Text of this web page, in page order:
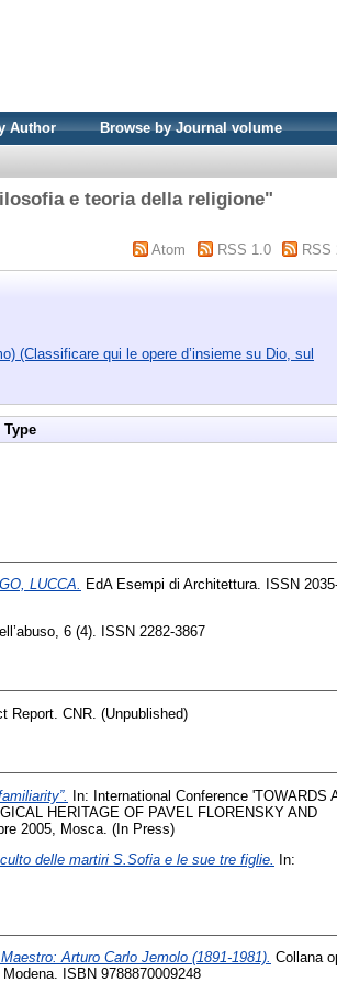
Author Browse by Journal volume
e teoria della religione"
Atom RSS 1.0 RSS
(Classificare qui le opere d’insieme su Dio, sul
Type
LUCCA. EdA Esempi di Architettura. ISSN
6 (4). ISSN 2282-3867
Report. CNR. (Unpublished)
In: International Conference 'TOWARDS
HERITAGE OF PAVEL FLORENSKY AND
2005, Mosca. (In Press)
delle martiri S.Sofia e le sue tre figlie.
In:
Arturo Carlo Jemolo (1891-1981). Collana
ISBN 9788870009248